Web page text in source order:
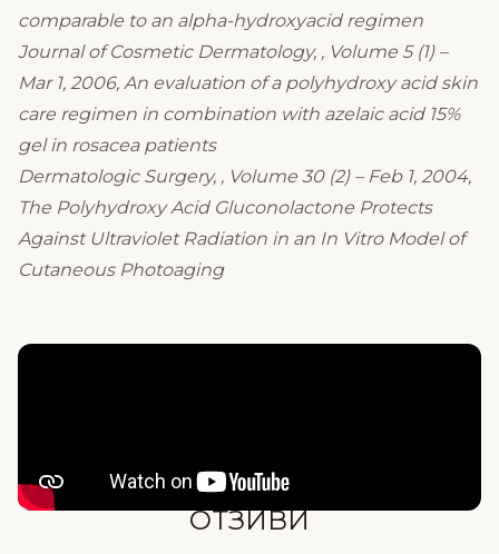
comparable to an alpha-hydroxyacid regimen
Journal of Cosmetic Dermatology, , Volume 5 (1) –
Mar 1, 2006, An evaluation of a polyhydroxy acid skin
care regimen in combination with azelaic acid 15%
gel in rosacea patients
Dermatologic Surgery, , Volume 30 (2) – Feb 1, 2004,
The Polyhydroxy Acid Gluconolactone Protects
Against Ultraviolet Radiation in an In Vitro Model of
Cutaneous Photoaging
ОТЗИВИ